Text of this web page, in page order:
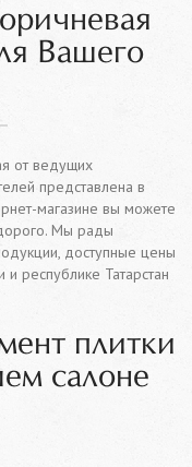
Вашего
от ведущих
представлена в
магазине вы можете
Мы рады
доступные цены
республике Татарстан
плитки
салоне